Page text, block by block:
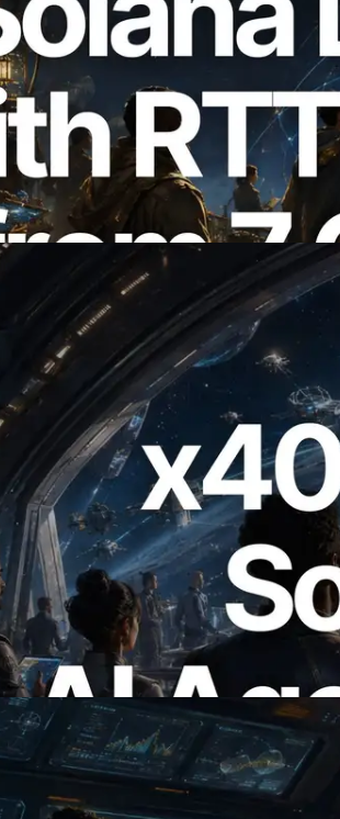
Solana Leader Slot
Ping dari 7
— Validators Information
Solana RPC
— Era AI Agent
yang Dibutuhkan Secara